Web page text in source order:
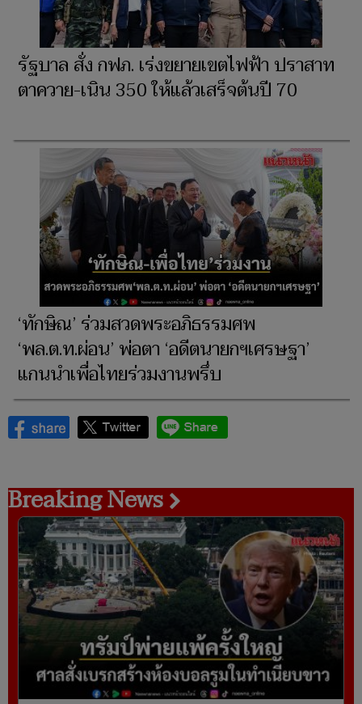
รัฐบาล สั่ง กฟภ. เร่งขยายเขตไฟฟ้า ปราสาท
ตาควาย-เนิน 350 ให้แล้วเสร็จต้นปี 70
‘ทักษิณ’ ร่วมสวดพระอภิธรรมศพ
‘พล.ต.ท.ผ่อน’ พ่อตา ‘อดีตนายกฯเศรษฐา’
แกนนำเพื่อไทยร่วมงานพรึ่บ
Breaking News